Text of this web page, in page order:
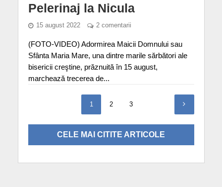
Pelerinaj la Nicula
15 august 2022 2 comentarii
(FOTO-VIDEO) Adormirea Maicii Domnului sau
Sfânta Maria Mare, una dintre marile sărbători ale
bisericii creştine, prăznuită în 15 august,
marchează trecerea de...
1 2 3
CELE MAI CITITE ARTICOLE